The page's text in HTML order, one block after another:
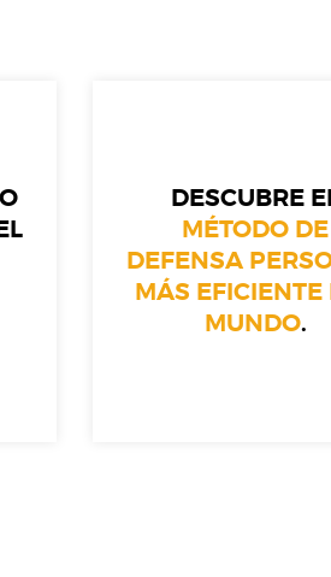
DESCUBRE
MÉTODO DE
DEFENSA
MÁS EFICIENTE
MUNDO.